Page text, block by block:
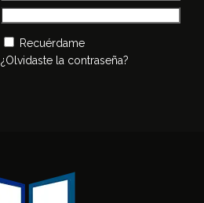
Recuérdame
¿Olvidaste la contraseña?